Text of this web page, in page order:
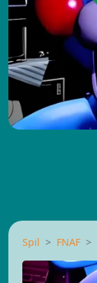
Spil FNAF